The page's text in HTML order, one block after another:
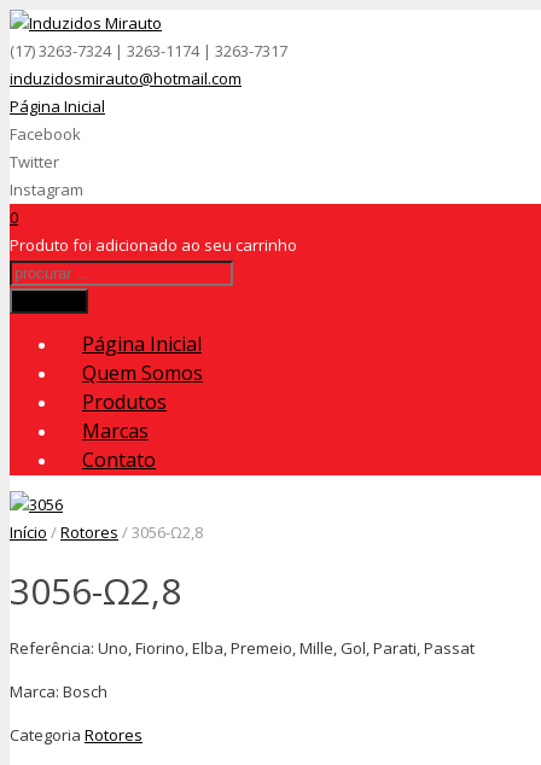
(17) 3263-7324 | 3263-1174 | 3263-7317
induzidosmirauto@hotmail.com
Página Inicial
Facebook
Twitter
Instagram
0
Produto foi adicionado ao seu carrinho
Página Inicial
Quem Somos
Produtos
Marcas
Contato
Início /Rotores / 3056-Ω2,8
3056-Ω2,8
Referência: Uno, Fiorino, Elba, Premeio, Mille, Gol, Parati, Passat
Marca: Bosch
Categoria Rotores